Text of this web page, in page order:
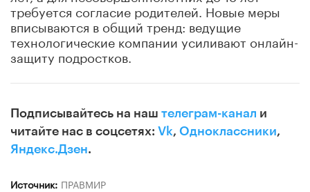
требуется согласие родителей. Новые меры
вписываются в общий тренд: ведущие
технологические компании усиливают онлайн-
защиту подростков.
Подписывайтесь на наш телеграм-канал и
читайте нас в соцсетях: Vk, Одноклассники,
Яндекс.Дзен.
Источник: ПРАВМИР